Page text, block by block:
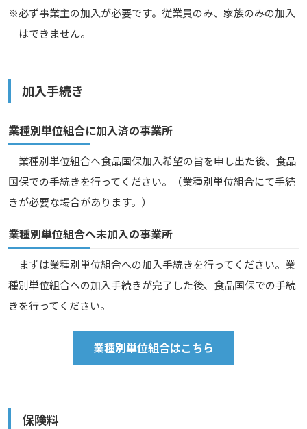
※必ず事業主の加入が必要です。従業員のみ、家族のみの加入
はできません。
加入手続き
業種別単位組合に加入済の事業所
業種別単位組合へ食品国保加入希望の旨を申し出た後、食品
国保での手続きを行ってください。（業種別単位組合にて手続
きが必要な場合があります。）
業種別単位組合へ未加入の事業所
まずは業種別単位組合への加入手続きを行ってください。業
種別単位組合への加入手続きが完了した後、食品国保での手続
きを行ってください。
業種別単位組合はこちら
保険料